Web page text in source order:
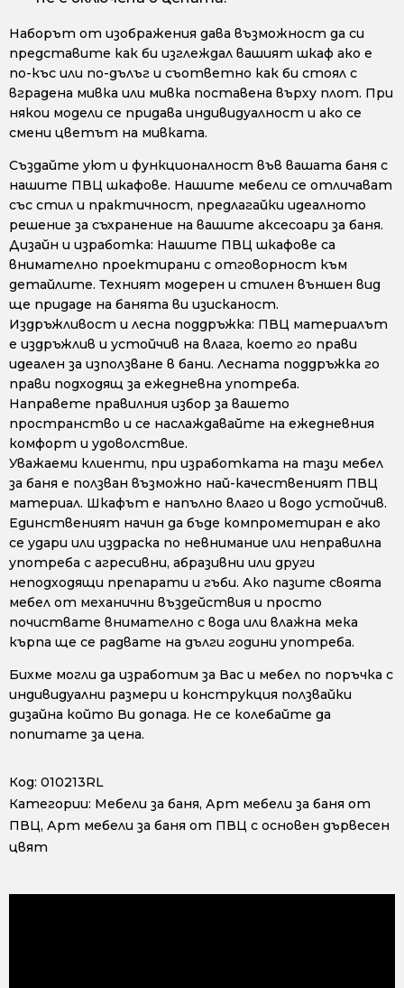
Наборът от изображения дава възможност да си
представите как би изглеждал вашият шкаф ако е
по-къс или по-дълъг и съответно как би стоял с
вградена мивка или мивка поставена върху плот. При
някои модели се придава индивидуалност и ако се
смени цветът на мивката.
Създайте уют и функционалност във вашата баня с
нашите ПВЦ шкафове. Нашите мебели се отличават
със стил и практичност, предлагайки идеалното
решение за съхранение на вашите аксесоари за баня.
Дизайн и изработка: Нашите ПВЦ шкафове са
внимателно проектирани с отговорност към
детайлите. Техният модерен и стилен външен вид
ще придаде на банята ви изисканост.
Издръжливост и лесна поддръжка: ПВЦ материалът
е издръжлив и устойчив на влага, което го прави
идеален за използване в бани. Лесната поддръжка го
прави подходящ за ежедневна употреба.
Направете правилния избор за вашето
пространство и се наслаждавайте на ежедневния
комфорт и удоволствие.
Уважаеми клиенти, при изработката на тази мебел
за баня е ползван възможно най-качественият ПВЦ
материал. Шкафът е напълно влаго и водо устойчив.
Единственият начин да бъде компрометиран е ако
се удари или издраска по невнимание или неправилна
употреба с агресивни, абразивни или други
неподходящи препарати и гъби. Ако пазите своята
мебел от механични въздействия и просто
почиствате внимателно с вода или влажна мека
кърпа ще се радвате на дълги години употреба.
Бихме могли да изработим за Вас и мебел по поръчка с
индивидуални размери и конструкция ползвайки
дизайна който Ви допада. Не се колебайте да
попитате за цена.
Код: 010213RL
Категории: Мебели за баня, Арт мебели за баня от
ПВЦ, Арт мебели за баня от ПВЦ с основен дървесен
цвят